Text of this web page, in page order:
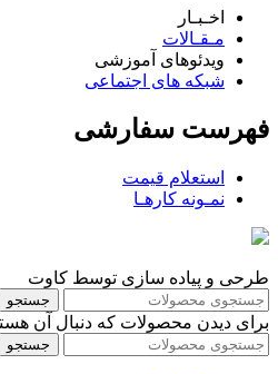
اخـبـار
مـقـالات
ویدئوهای آموزشی
شبکه های اجتماعی
فهرست سفارشی
استعلام قیمت
نمـونه کارهـا
طرحی و پیاده سازی توسط کاوت
جستجو
برای دیدن محصولات که دنبال آن
جستجو